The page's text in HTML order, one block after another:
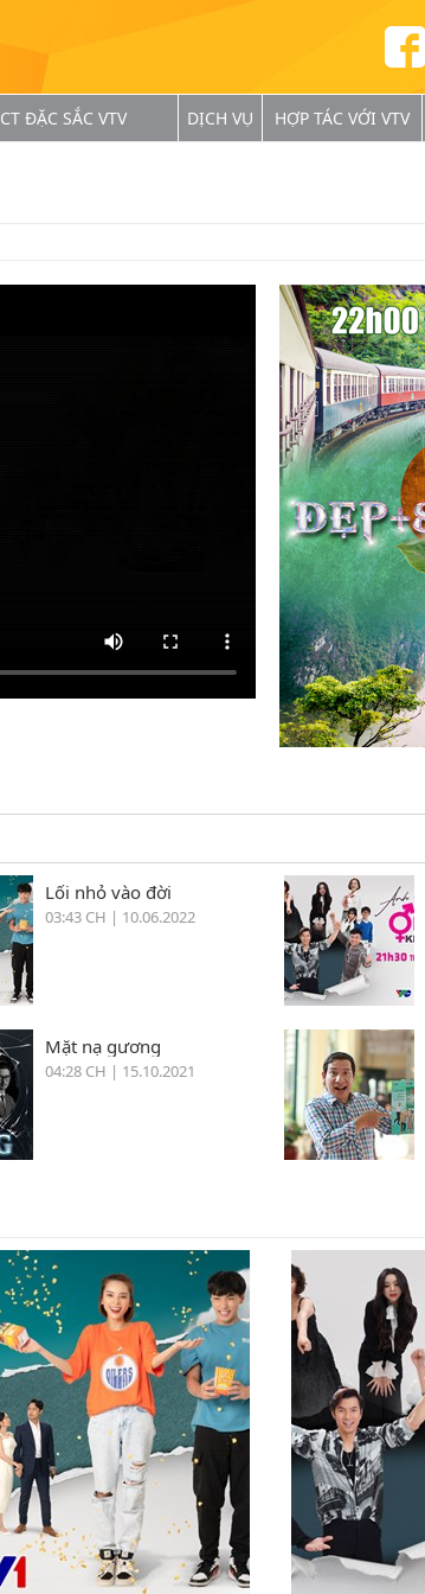
CT ĐẶC SẮC VTV DỊCH VỤ HỢP TÁC VỚI VTV
Lối nhỏ vào đời
03:43 CH | 10.06.2022
Mặt nạ gương
04:28 CH | 15.10.2021